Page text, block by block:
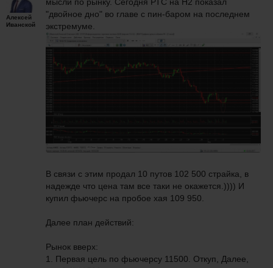
Алексей
Иванской
"двойное дно" во главе с пин-баром на последнем
экстремуме.
В связи с этим продал 10 путов 102 500 страйка, в
надежде что цена там все таки не окажется.)))) И
купил фьючерс на пробое хая 109 950.
Далее план действий:
Рынок вверх:
1. Первая цель по фьючерсу 11500. Откуп, Далее,